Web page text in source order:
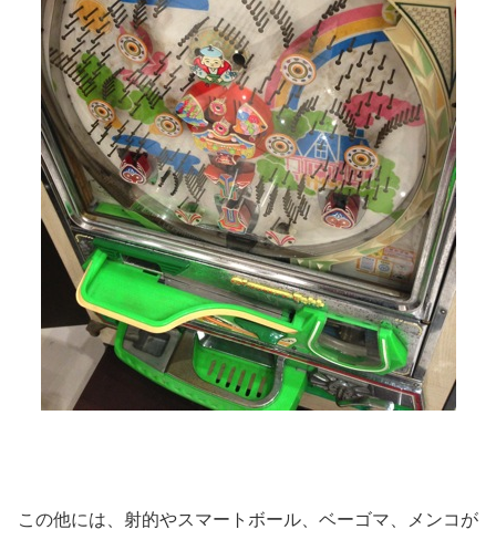
この他には、射的やスマートボール、ベーゴマ、メンコが